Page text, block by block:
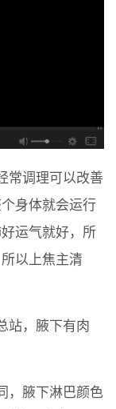
常调理可以改善
身体就会运行
运气就好，所
以上焦主清
站，腋下有肉
，腋下淋巴颜色